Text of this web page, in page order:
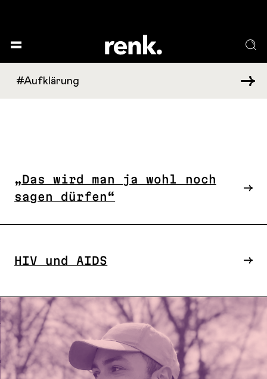
„Das wird man ja wohl noch
sagen dürfen“
HIV und AIDS